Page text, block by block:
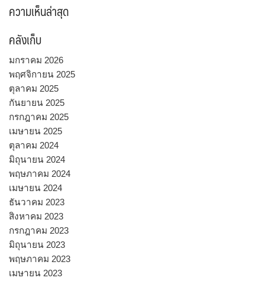
ความเห็นล่าสุด
คลังเก็บ
มกราคม 2026
พฤศจิกายน 2025
ตุลาคม 2025
กันยายน 2025
กรกฎาคม 2025
เมษายน 2025
ตุลาคม 2024
มิถุนายน 2024
พฤษภาคม 2024
เมษายน 2024
ธันวาคม 2023
สิงหาคม 2023
กรกฎาคม 2023
มิถุนายน 2023
พฤษภาคม 2023
เมษายน 2023